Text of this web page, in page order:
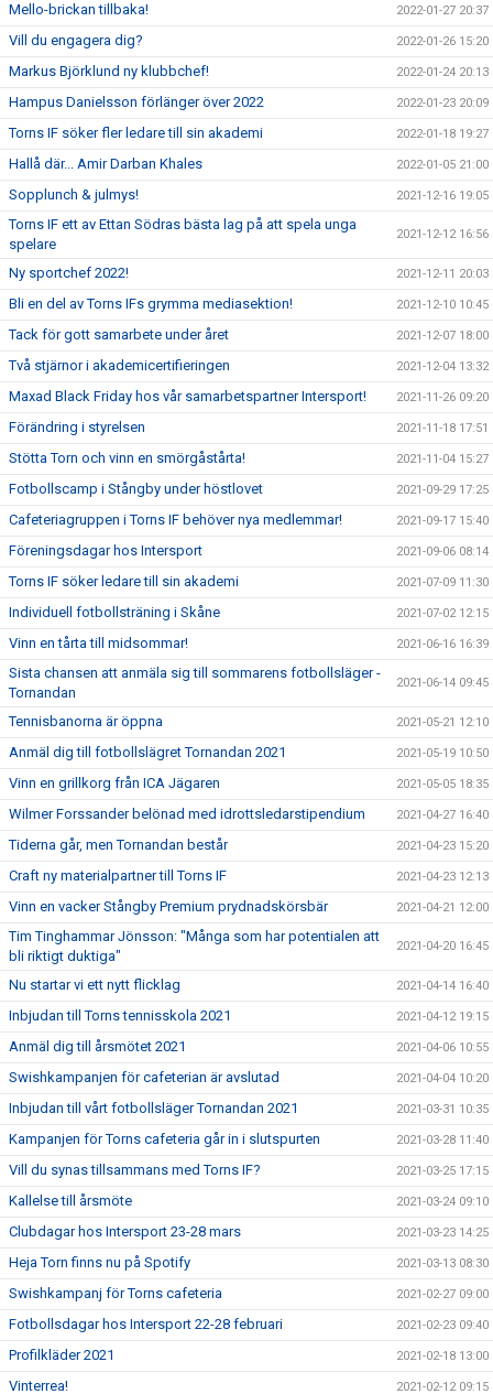
Mello-brickan tillbaka! 2022-01-27 20:37
Vill du engagera dig? 2022-01-26 15:20
Markus Björklund ny klubbchef! 2022-01-24 20:13
Hampus Danielsson förlänger över 2022 2022-01-23 20:09
Torns IF söker fler ledare till sin akademi 2022-01-18 19:27
Hallå där... Amir Darban Khales 2022-01-05 21:00
Sopplunch & julmys! 2021-12-16 19:05
Torns IF ett av Ettan Södras bästa lag på att spela unga
spelare
2021-12-12 16:56
Ny sportchef 2022! 2021-12-11 20:03
Bli en del av Torns IFs grymma mediasektion! 2021-12-10 10:45
Tack för gott samarbete under året 2021-12-07 18:00
Två stjärnor i akademicertifieringen 2021-12-04 13:32
Maxad Black Friday hos vår samarbetspartner Intersport! 2021-11-26 09:20
Förändring i styrelsen 2021-11-18 17:51
Stötta Torn och vinn en smörgåstårta! 2021-11-04 15:27
Fotbollscamp i Stångby under höstlovet 2021-09-29 17:25
Cafeteriagruppen i Torns IF behöver nya medlemmar! 2021-09-17 15:40
Föreningsdagar hos Intersport 2021-09-06 08:14
Torns IF söker ledare till sin akademi 2021-07-09 11:30
Individuell fotbollsträning i Skåne 2021-07-02 12:15
Vinn en tårta till midsommar! 2021-06-16 16:39
Sista chansen att anmäla sig till sommarens fotbollsläger -
Tornandan
2021-06-14 09:45
Tennisbanorna är öppna 2021-05-21 12:10
Anmäl dig till fotbollslägret Tornandan 2021 2021-05-19 10:50
Vinn en grillkorg från ICA Jägaren 2021-05-05 18:35
Wilmer Forssander belönad med idrottsledarstipendium 2021-04-27 16:40
Tiderna går, men Tornandan består 2021-04-23 15:20
Craft ny materialpartner till Torns IF 2021-04-23 12:13
Vinn en vacker Stångby Premium prydnadskörsbär 2021-04-21 12:00
Tim Tinghammar Jönsson: "Många som har potentialen att
bli riktigt duktiga"
2021-04-20 16:45
Nu startar vi ett nytt flicklag 2021-04-14 16:40
Inbjudan till Torns tennisskola 2021 2021-04-12 19:15
Anmäl dig till årsmötet 2021 2021-04-06 10:55
Swishkampanjen för cafeterian är avslutad 2021-04-04 10:20
Inbjudan till vårt fotbollsläger Tornandan 2021 2021-03-31 10:35
Kampanjen för Torns cafeteria går in i slutspurten 2021-03-28 11:40
Vill du synas tillsammans med Torns IF? 2021-03-25 17:15
Kallelse till årsmöte 2021-03-24 09:10
Clubdagar hos Intersport 23-28 mars 2021-03-23 14:25
Heja Torn finns nu på Spotify 2021-03-13 08:30
Swishkampanj för Torns cafeteria 2021-02-27 09:00
Fotbollsdagar hos Intersport 22-28 februari 2021-02-23 09:40
Profilkläder 2021 2021-02-18 13:00
Vinterrea! 2021-02-12 09:15